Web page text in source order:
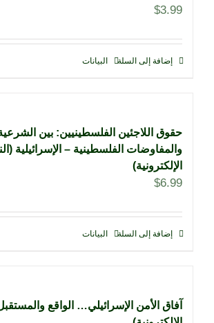
$3.99
إضافة إلى السلة البيانات
حقوق اللاجئين الفلسطينيين: بين الشرعية
والمفاوضات الفلسطينية – الإسرائيلية
الإلكترونية)
$6.99
إضافة إلى السلة البيانات
آفاق الأمن الإسرائيلي… الواقع